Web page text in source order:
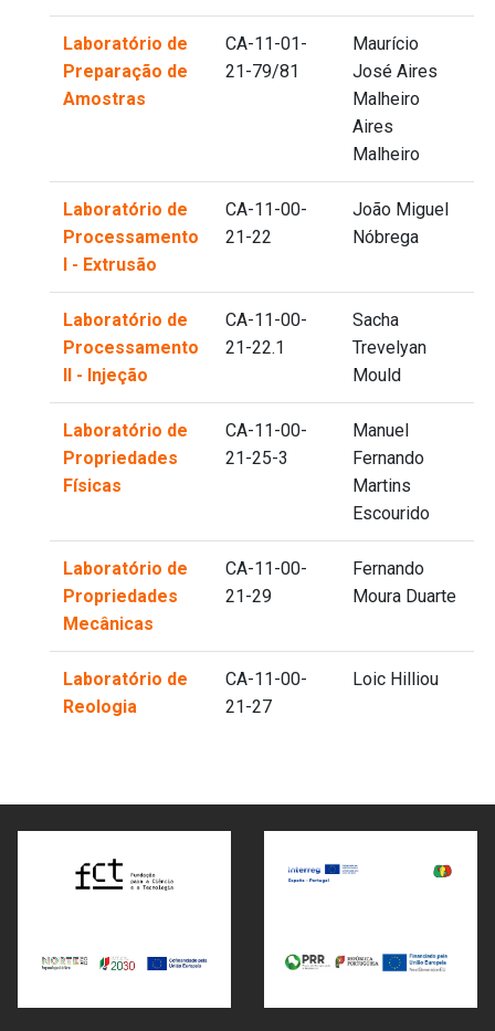
Laboratório de
Preparação de
Amostras
CA-11-01-
21-79/81
Maurício
José Aires
Malheiro
Aires
Malheiro
Laboratório de
Processamento
I - Extrusão
CA-11-00-
21-22
João Miguel
Nóbrega
Laboratório de
Processamento
II - Injeção
CA-11-00-
21-22.1
Sacha
Trevelyan
Mould
Laboratório de
Propriedades
Físicas
CA-11-00-
21-25-3
Manuel
Fernando
Martins
Escourido
Laboratório de
Propriedades
Mecânicas
CA-11-00-
21-29
Fernando
Moura Duarte
Laboratório de
Reologia
CA-11-00-
21-27
Loic Hilliou